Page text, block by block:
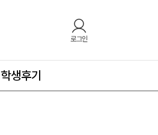
로그인
학생후기